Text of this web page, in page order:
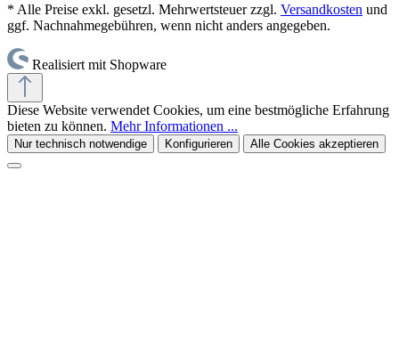
* Alle Preise exkl. gesetzl. Mehrwertsteuer zzgl. Versandkosten und
ggf. Nachnahmegebühren, wenn nicht anders angegeben.
Realisiert mit Shopware
Diese Website verwendet Cookies, um eine bestmögliche Erfahrung
bieten zu können. Mehr Informationen ...
Nur technisch notwendige Konfigurieren Alle Cookies akzeptieren